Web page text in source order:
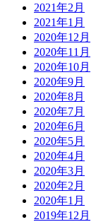
2021年2月
2021年1月
2020年12月
2020年11月
2020年10月
2020年9月
2020年8月
2020年7月
2020年6月
2020年5月
2020年4月
2020年3月
2020年2月
2020年1月
2019年12月